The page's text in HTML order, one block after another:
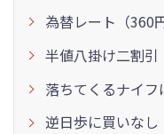
為替レート（360
半値八掛け二割引
落ちてくるナイフ
逆日歩に買いなし